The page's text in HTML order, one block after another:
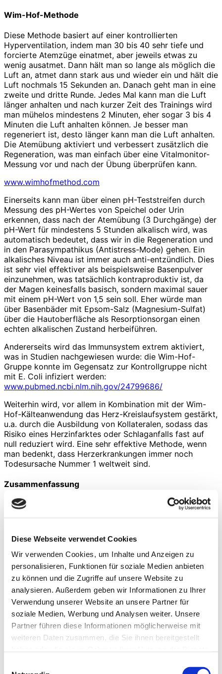
Diese Webseite verwendet Cookies
Wir verwenden Cookies, um Inhalte und Anzeigen zu
personalisieren, Funktionen für soziale Medien anbieten
zu können und die Zugriffe auf unsere Website zu
analysieren. Außerdem geben wir Informationen zu Ihrer
Verwendung unserer Website an unsere Partner für
soziale Medien, Werbung und Analysen weiter. Unsere
Partner führen diese Informationen möglicherweise mit
weiteren Daten zusammen, die Sie ihnen bereitgestellt
Wim-Hof-Methode
Diese Methode basiert auf einer kontrollierten
Hyperventilation, indem man 30 bis 40 sehr tiefe und
forcierte Atemzüge einatmet, aber jeweils etwas zu
wenig ausatmet. Dann hält man so lange als möglich die
Luft an, atmet dann stark aus und wieder ein und hält die
Luft nochmals 15 Sekunden an. Danach geht man in eine
zweite und dritte Runde. Jedes Mal kann man die Luft
länger anhalten und nach kurzer Zeit des Trainings wird
man mühelos mindestens 2 Minuten, eher sogar 3 bis 4
Minuten die Luft anhalten können. Je besser man
regeneriert ist, desto länger kann man die Luft anhalten.
Die Atemübung aktiviert und verbessert zusätzlich die
Regeneration, was man einfach über eine Vitalmonitor-
Messung vor und nach der Übung überprüfen kann.
www.wimhofmethod.com
Einerseits kann man über einen pH-Teststreifen durch
Messung des pH-Wertes von Speichel oder Urin
erkennen, dass nach der Atemübung (3 Durchgänge) der
pH-Wert für mindestens 5 Stunden alkalisch wird, was
automatisch bedeutet, dass wir in die Regeneration und
in den Parasympathikus (Antistress-Mode) gehen. Ein
alkalisches Niveau ist immer auch anti-entzündlich. Dies
ist sehr viel effektiver als beispielsweise Basenpulver
einzunehmen, was tatsächlich kontraproduktiv ist, da
der Magen keinesfalls basisch, sondern maximal sauer
mit einem pH-Wert von 1,5 sein soll. Eher würde man
über Basenbäder mit Epsom-Salz (Magnesium-Sulfat)
über die Hautoberfläche als Resorptionsorgan einen
echten alkalischen Zustand herbeiführen.
Andererseits wird das Immunsystem extrem aktiviert,
was in Studien nachgewiesen wurde: die Wim-Hof-
Gruppe konnte im Gegensatz zur Kontrollgruppe nicht
mit E. Coli infiziert werden:
www.pubmed.ncbi.nlm.nih.gov/24799686/
Weiterhin wird, vor allem in Kombination mit der Wim-
Hof-Kälteanwendung das Herz-Kreislaufsystem gestärkt,
u.a. durch die Ausbildung von Kollateralen, sodass das
Risiko eines Herzinfarktes oder Schlaganfalls fast auf
null reduziert wird. Eine sehr effektive Methode, wenn
man bedenkt, dass Herzerkrankungen immer noch
Todesursache Nummer 1 weltweit sind.
Zusammenfassung
Sport zur Verbesserung des Lungenvolumens
Wim-Hof-Atemtechnik: 30 – 40 x hyperventilieren,
Luft 2-4 Minuten anhalten, einatmen + nochmals 15
Sekunden anhalten, 2x wiederholen
https://youtu.be/vPEzRRk8RP8
Das vollständige Buch finden Sie hier:Longevity Buch
von Dr. Ulrich Volz | SDS (swissdentalsolutions.com)
Veröffentlicht 16.05.2021